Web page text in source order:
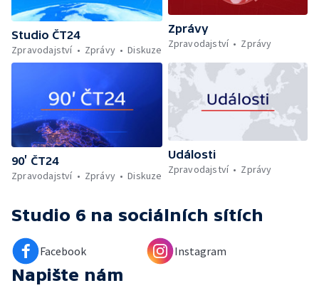
Studio ČT24
Zpravodajství
Zprávy Diskuze
Zprávy
Zpravodajství
Zprávy
90’ ČT24
Zpravodajství
Zprávy Diskuze
Události
Zpravodajství
Zprávy
Studio 6 na sociálních sítích
Facebook Instagram
Napište nám